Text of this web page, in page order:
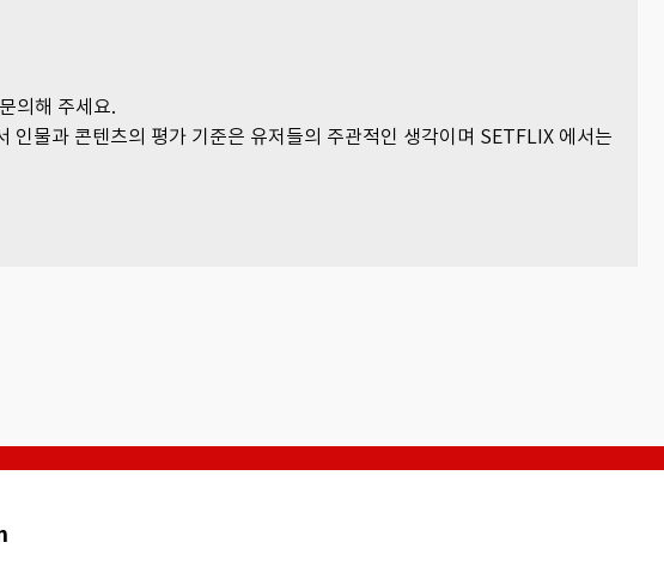
의해 주세요.
물과 콘텐츠의 평가 기준은 유저들의 주관적인 생각이며 SETFLIX 에서는